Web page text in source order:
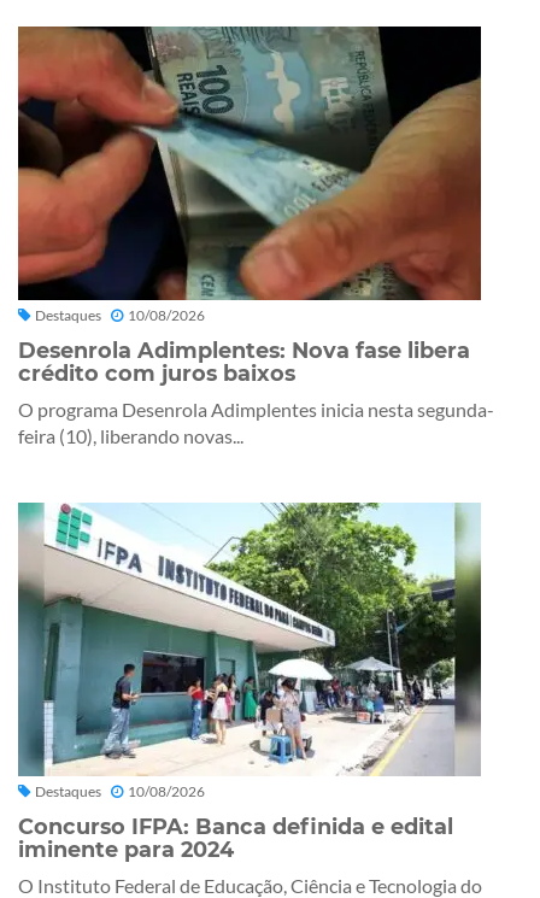
Destaques 10/08/2026
Desenrola Adimplentes: Nova fase libera
crédito com juros baixos
O programa Desenrola Adimplentes inicia nesta segunda-
feira (10), liberando novas...
Destaques 10/08/2026
Concurso IFPA: Banca definida e edital
iminente para 2024
O Instituto Federal de Educação, Ciência e Tecnologia do